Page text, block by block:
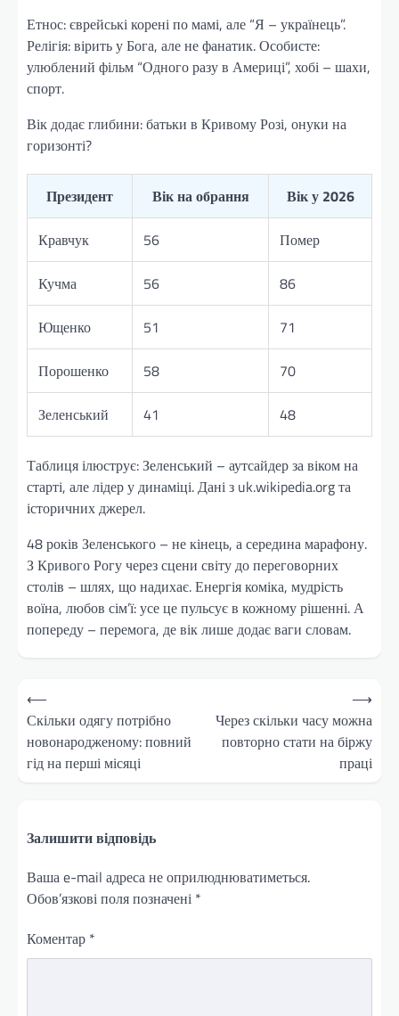
Етнос: єврейські корені по мамі, але “Я – українець”.
Релігія: вірить у Бога, але не фанатик. Особисте:
улюблений фільм “Одного разу в Америці”, хобі – шахи,
спорт.
Вік додає глибини: батьки в Кривому Розі, онуки на
горизонті?
Президент Вік на обрання Вік у 2026
Кравчук 56 Помер
Кучма 56 86
Ющенко 51 71
Порошенко 58 70
Зеленський 41 48
Таблиця ілюструє: Зеленський – аутсайдер за віком на
старті, але лідер у динаміці. Дані з uk.wikipedia.org та
історичних джерел.
48 років Зеленського – не кінець, а середина марафону.
З Кривого Рогу через сцени світу до переговорних
столів – шлях, що надихає. Енергія коміка, мудрість
воїна, любов сім’ї: усе це пульсує в кожному рішенні. А
попереду – перемога, де вік лише додає ваги словам.
Навігація
записів
⟵
Скільки одягу потрібно
новонародженому: повний
гід на перші місяці
Через скільки часу можна
повторно стати на біржу
праці
⟶
Залишити відповідь
Ваша e-mail адреса не оприлюднюватиметься.
Обов’язкові поля позначені *
Коментар *